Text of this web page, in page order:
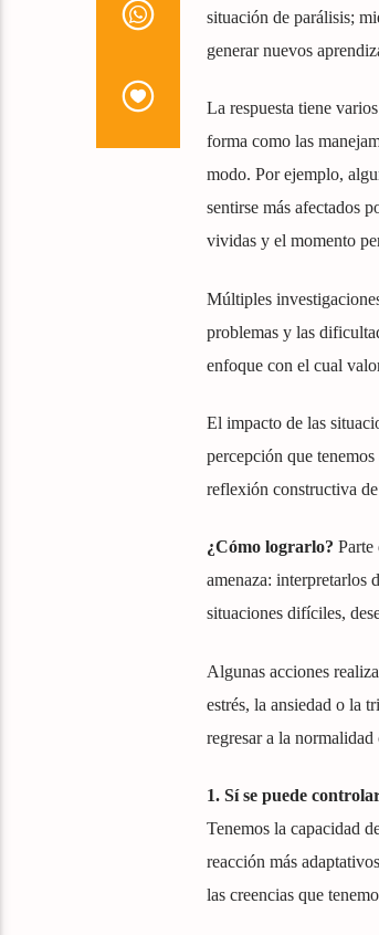
situación de parálisis;
generar nuevos
La respuesta tiene
forma como las
modo. Por ejemplo,
sentirse más afectados
vividas y el momento
Múltiples
problemas y las
enfoque con el cual
El impacto de las
percepción que
reflexión constructiva
¿Cómo lograrlo? Parte
amenaza: interpretarlos
situaciones difíciles,
Algunas acciones
estrés, la ansiedad o la
regresar a la
1. Sí se puede
Tenemos la capacidad
reacción más
las creencias que